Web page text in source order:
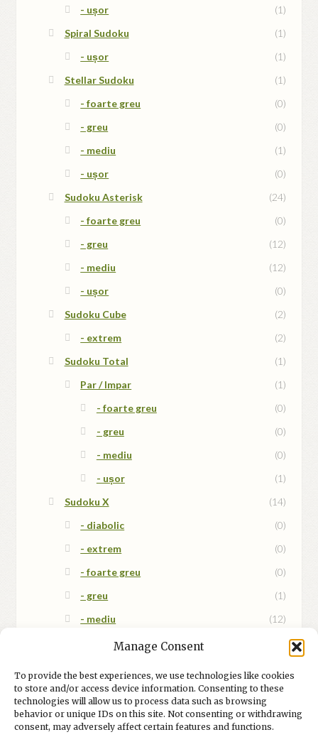
Manage Consent
To provide the best experiences, we use technologies like cookies
to store and/or access device information. Consenting to these
technologies will allow us to process data such as browsing
behavior or unique IDs on this site. Not consenting or withdrawing
consent, may adversely affect certain features and functions.
- ușor
(1)
Spiral Sudoku
(1)
- ușor
(1)
Stellar Sudoku
(1)
- foarte greu
(0)
- greu
(0)
- mediu
(1)
- ușor
(0)
Sudoku Asterisk
(24)
- foarte greu
(0)
- greu
(12)
- mediu
(12)
- ușor
(0)
Sudoku Cube
(2)
- extrem
(2)
Sudoku Total
(1)
Par / Impar
(1)
- foarte greu
(0)
- greu
(0)
- mediu
(0)
- ușor
(1)
Sudoku X
(14)
- diabolic
(0)
- extrem
(0)
- foarte greu
(0)
- greu
(1)
- mediu
(12)